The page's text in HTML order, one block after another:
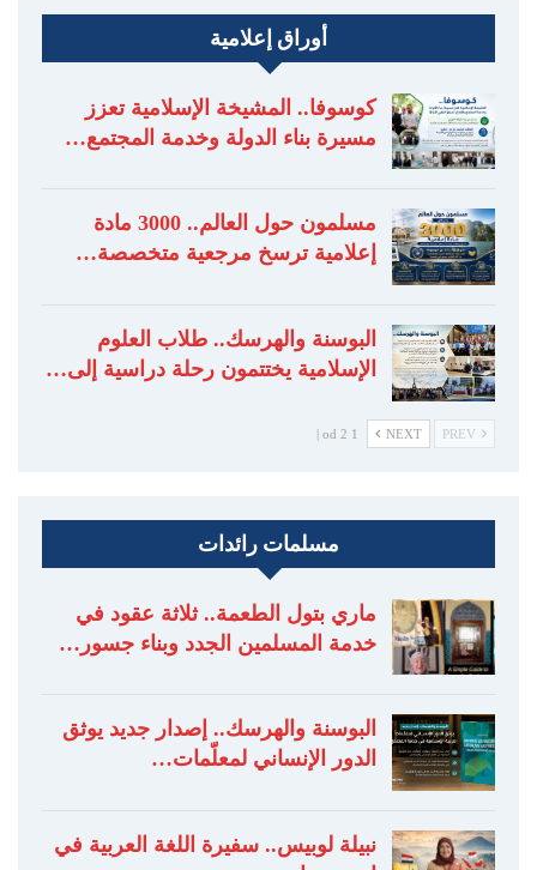
أوراق إعلامية
كوسوفا.. المشيخة الإسلامية تعزز
مسيرة بناء الدولة وخدمة المجتمع…
مسلمون حول العالم.. 3000 مادة
إعلامية ترسخ مرجعية متخصصة…
البوسنة والهرسك.. طلاب العلوم
الإسلامية يختتمون رحلة دراسية إلى…
NEXT
1 od 2 |
مسلمات رائدات
ماري بتول الطعمة.. ثلاثة عقود في
خدمة المسلمين الجدد وبناء جسور…
البوسنة والهرسك.. إصدار جديد يوثق
الدور الإنساني لمعلّمات…
نبيلة لوبيس.. سفيرة اللغة العربية في